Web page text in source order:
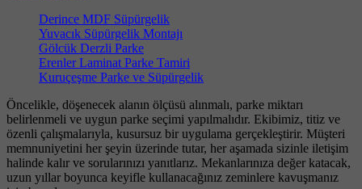
Derince MDF Süpürgelik
Yuvacık Süpürgelik Montajı
Gölcük Derzli Parke
Erenler Laminat Parke Tamiri
Kuruçeşme Parke ve Süpürgelik
Öncelikle, döşenecek alanın ölçüsü alınmalı, parke miktarı
belirlenmeli ve uygun parke seçimi yapılmalıdır. Ekibimiz, titiz ve
özenli çalışmalarıyla, kusursuz bir uygulama gerçekleştirir. Müşteri
memnuniyetini her şeyin üzerinde tutar, her aşamada sizinle iletişim
halinde kalır ve sorularınızı yanıtlarız. Mekanlarınıza değer katacak,
uzun yıllar boyunca keyifle kullanacağınız zeminlere kavuşmanız